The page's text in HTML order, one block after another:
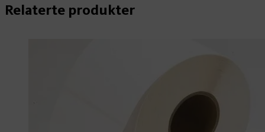
Relaterte produkter